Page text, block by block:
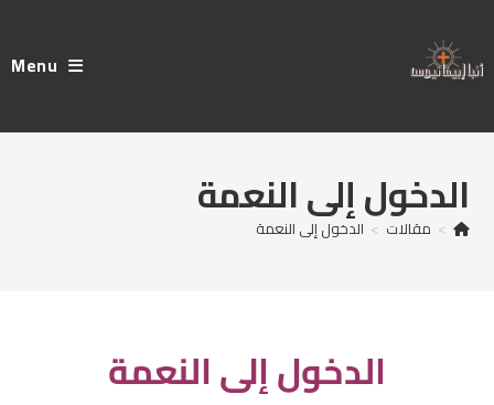
content
Menu
الدخول إلى النعمة
> مقالات > الدخول إلى النعمة
الدخول إلى النعمة